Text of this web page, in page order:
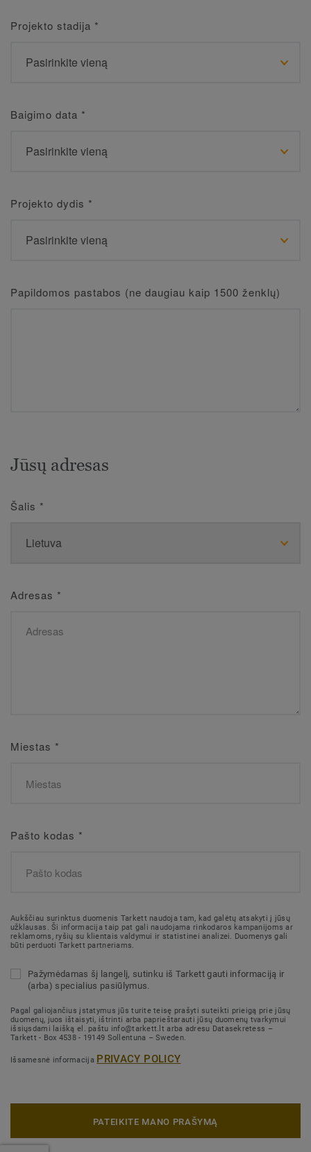
Projekto stadija *
Baigimo data *
Projekto dydis *
Papildomos pastabos (ne daugiau kaip 1500 ženklų)
Jūsų adresas
Šalis *
Adresas *
Miestas *
Pašto kodas *
Aukščiau surinktus duomenis Tarkett naudoja tam, kad galėtų atsakyti į jūsų
užklausas. Ši informacija taip pat gali naudojama rinkodaros kampanijoms ar
reklamoms, ryšių su klientais valdymui ir statistinei analizei. Duomenys gali
būti perduoti Tarkett partneriams.
Pažymėdamas šį langelį, sutinku iš Tarkett gauti informaciją ir
(arba) specialius pasiūlymus.
Pagal galiojančius įstatymus jūs turite teisę prašyti suteikti prieigą prie jūsų
duomenų, juos ištaisyti, ištrinti arba paprieštarauti jūsų duomenų tvarkymui
išsiųsdami laišką el. paštu info@tarkett.lt arba adresu Datasekretess –
Tarkett - Box 4538 - 19149 Sollentuna – Sweden.
Išsamesnė informacija PRIVACY POLICY
PATEIKITE MANO PRAŠYMĄ